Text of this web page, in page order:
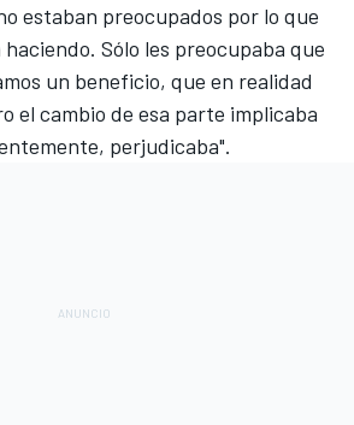
estaban preocupados por lo que
Sólo les preocupaba que
un beneficio, que en realidad
el cambio de esa parte implicaba
perjudicaba".